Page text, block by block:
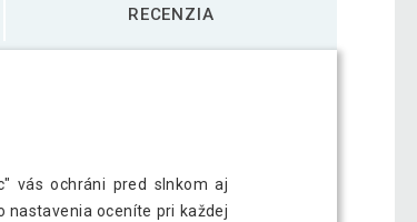
RECENZIA
vás ochráni pred slnkom aj
nastavenia oceníte pri každej